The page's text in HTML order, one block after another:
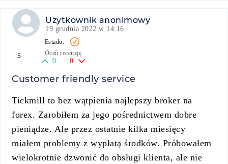
Użytkownik anonimowy
19 grudnia 2022 w 14:16
5 Oceń recenzję
0 0
Customer friendly service
Tickmill to bez wątpienia najlepszy broker na
forex. Zarobiłem za jego pośrednictwem dobre
pieniądze. Ale przez ostatnie kilka miesięcy
miałem problemy z wypłatą środków. Próbowałem
wielokrotnie dzwonić do obsługi klienta, ale nie